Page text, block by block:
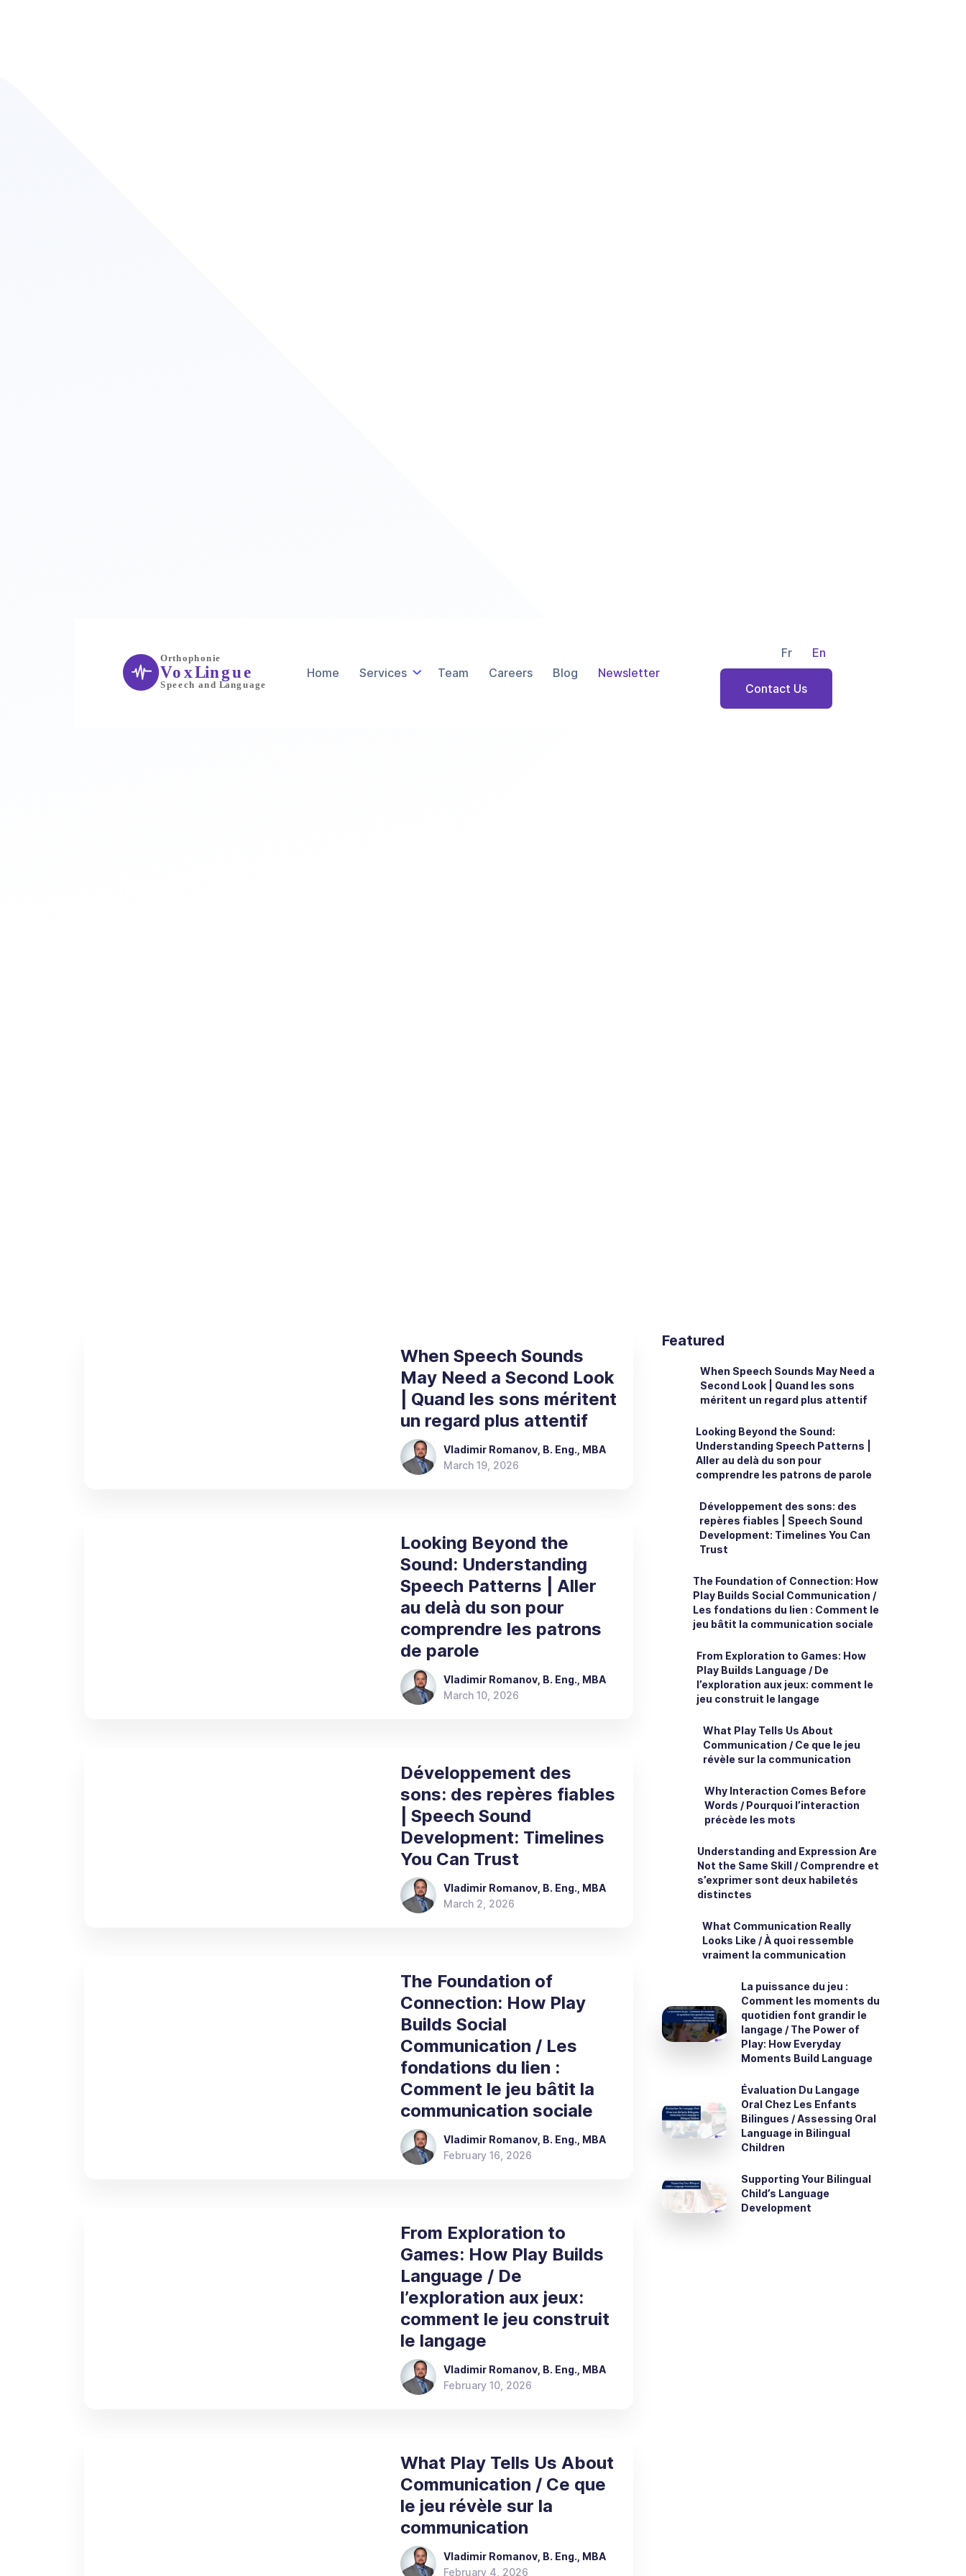
Home Services Team Careers Blog Newsletter
Fr En
Contact Us
Subscribe to & Read Our Newsletter
When Speech Sounds
May Need a Second Look
| Quand les sons méritent
un regard plus attentif
Vladimir Romanov, B. Eng., MBA
March 19, 2026
Looking Beyond the
Sound: Understanding
Speech Patterns | Aller
au delà du son pour
comprendre les patrons
de parole
Vladimir Romanov, B. Eng., MBA
March 10, 2026
Développement des
sons: des repères fiables
| Speech Sound
Development: Timelines
You Can Trust
Vladimir Romanov, B. Eng., MBA
March 2, 2026
The Foundation of
Connection: How Play
Builds Social
Communication / Les
fondations du lien :
Comment le jeu bâtit la
communication sociale
Vladimir Romanov, B. Eng., MBA
February 16, 2026
From Exploration to
Games: How Play Builds
Language / De
l’exploration aux jeux:
comment le jeu construit
le langage
Vladimir Romanov, B. Eng., MBA
February 10, 2026
What Play Tells Us About
Communication / Ce que
le jeu révèle sur la
communication
Vladimir Romanov, B. Eng., MBA
February 4, 2026
Featured
When Speech Sounds May Need a
Second Look | Quand les sons
méritent un regard plus attentif
Looking Beyond the Sound:
Understanding Speech Patterns |
Aller au delà du son pour
comprendre les patrons de parole
Développement des sons: des
repères fiables | Speech Sound
Development: Timelines You Can
Trust
The Foundation of Connection: How
Play Builds Social Communication /
Les fondations du lien : Comment le
jeu bâtit la communication sociale
From Exploration to Games: How
Play Builds Language / De
l’exploration aux jeux: comment le
jeu construit le langage
What Play Tells Us About
Communication / Ce que le jeu
révèle sur la communication
Why Interaction Comes Before
Words / Pourquoi l’interaction
précède les mots
Understanding and Expression Are
Not the Same Skill / Comprendre et
s’exprimer sont deux habiletés
distinctes
What Communication Really
Looks Like / À quoi ressemble
vraiment la communication
La puissance du jeu :
Comment les moments du
quotidien font grandir le
langage / The Power of
Play: How Everyday
Moments Build Language
Évaluation Du Langage
Oral Chez Les Enfants
Bilingues / Assessing Oral
Language in Bilingual
Children
Supporting Your Bilingual
Child’s Language
Development